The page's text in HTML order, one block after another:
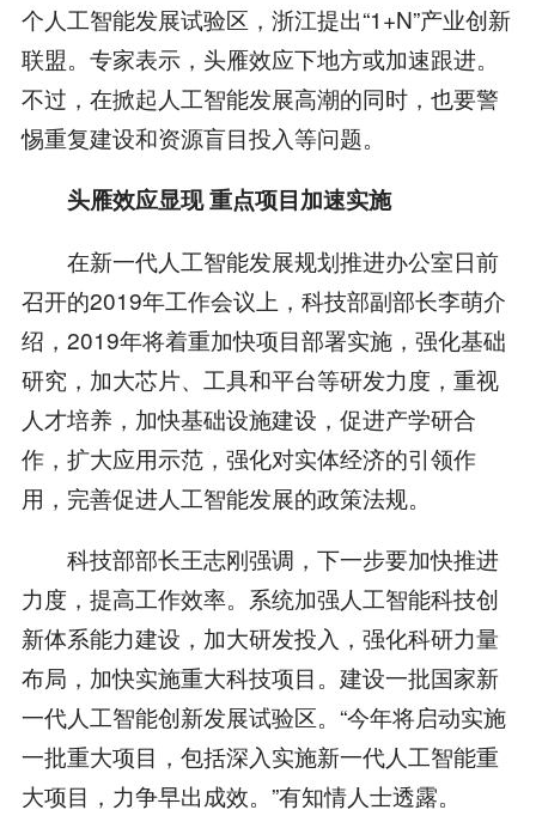
个人工智能发展试验区，浙江提出“1+N”产业创新
联盟。专家表示，头雁效应下地方或加速跟进。
不过，在掀起人工智能发展高潮的同时，也要警
惕重复建设和资源盲目投入等问题。
头雁效应显现 重点项目加速实施
在新一代人工智能发展规划推进办公室日前
召开的2019年工作会议上，科技部副部长李萌介
绍，2019年将着重加快项目部署实施，强化基础
研究，加大芯片、工具和平台等研发力度，重视
人才培养，加快基础设施建设，促进产学研合
作，扩大应用示范，强化对实体经济的引领作
用，完善促进人工智能发展的政策法规。
科技部部长王志刚强调，下一步要加快推进
力度，提高工作效率。系统加强人工智能科技创
新体系能力建设，加大研发投入，强化科研力量
布局，加快实施重大科技项目。建设一批国家新
一代人工智能创新发展试验区。“今年将启动实施
一批重大项目，包括深入实施新一代人工智能重
大项目，力争早出成效。”有知情人士透露。